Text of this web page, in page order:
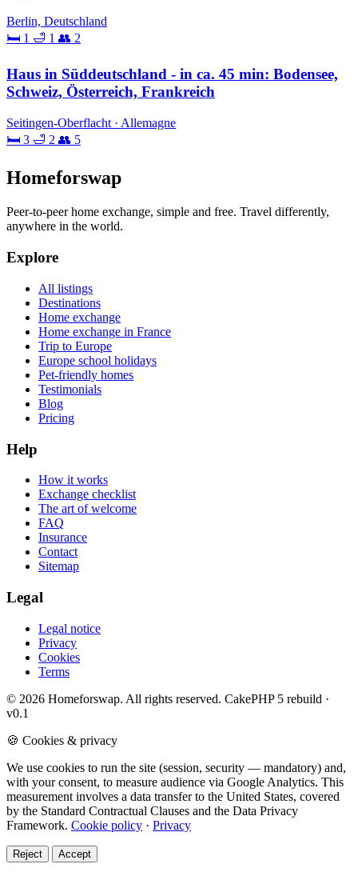
Berlin, Deutschland
🛏 1 🛁 1 👥 2
Haus in Süddeutschland - in ca. 45 min: Bodensee,
Schweiz, Österreich, Frankreich
Seitingen-Oberflacht · Allemagne
🛏 3 🛁 2 👥 5
Homeforswap
Peer-to-peer home exchange, simple and free. Travel differently,
anywhere in the world.
Explore
All listings
Destinations
Home exchange
Home exchange in France
Trip to Europe
Europe school holidays
Pet-friendly homes
Testimonials
Blog
Pricing
Help
How it works
Exchange checklist
The art of welcome
FAQ
Insurance
Contact
Sitemap
Legal
Legal notice
Privacy
Cookies
Terms
© 2026 Homeforswap. All rights reserved. CakePHP 5 rebuild ·
v0.1
🍪 Cookies & privacy
We use cookies to run the site (session, security — mandatory) and,
with your consent, to measure audience via Google Analytics. This
measurement involves a data transfer to the United States, covered
by the Standard Contractual Clauses and the Data Privacy
Framework. Cookie policy · Privacy
Reject Accept